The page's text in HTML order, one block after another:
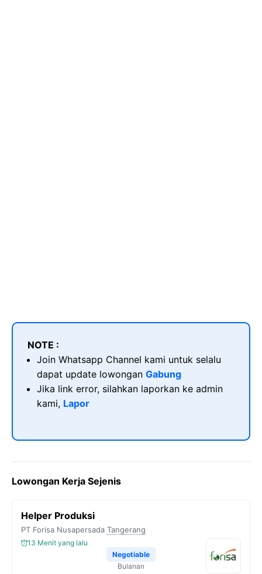
NOTE :
Join Whatsapp Channel kami untuk selalu
dapat update lowongan Gabung
Jika link error, silahkan laporkan ke admin
kami, Lapor
Lowongan Kerja Sejenis
Helper Produksi
PT Forisa Nusapersada Tangerang
13 Menit yang lalu
Negotiable
Bulanan